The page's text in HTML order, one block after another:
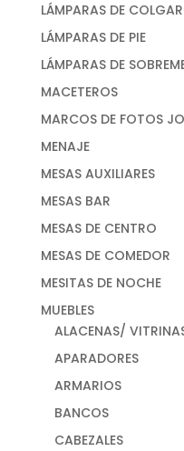
LÁMPARAS DE COLGAR
LÁMPARAS DE PIE
LÁMPARAS DE
MACETEROS
MARCOS DE FOTOS
MENAJE
MESAS AUXILIARES
MESAS BAR
MESAS DE CENTRO
MESAS DE COMEDOR
MESITAS DE NOCHE
MUEBLES
ALACENAS/
APARADORES
ARMARIOS
BANCOS
CABEZALES